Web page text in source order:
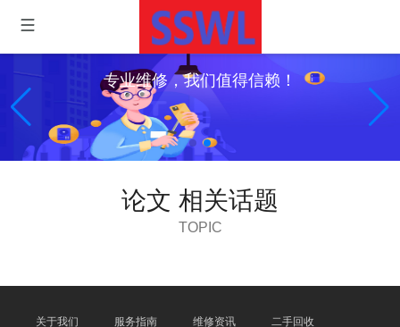
专业维修，我们值得信赖！
论文 相关话题
TOPIC
关于我们 服务指南 维修资讯 二手回收